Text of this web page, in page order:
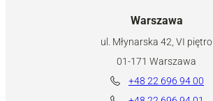
Warszawa
ul. Młynarska 42, VI piętro
01-171 Warszawa
+48 22 696 94 00